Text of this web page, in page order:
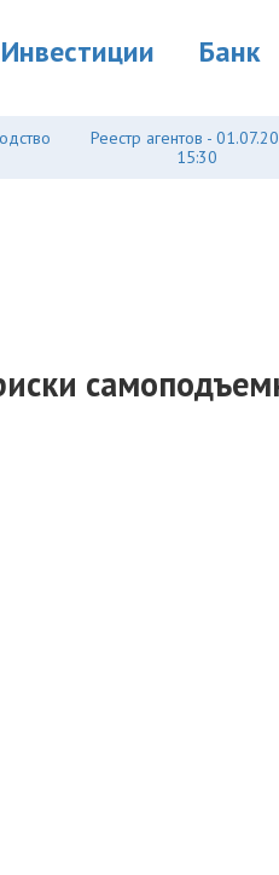
Инвестиции Банк
Реестр агентов -
15:30